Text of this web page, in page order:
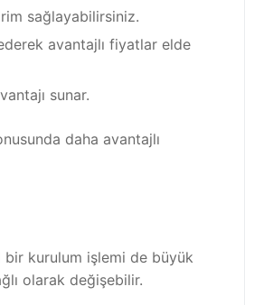
sağlayabilirsiniz.
avantajlı fiyatlar elde
sunar.
daha avantajlı
bir kurulum işlemi de büyük
olarak değişebilir.